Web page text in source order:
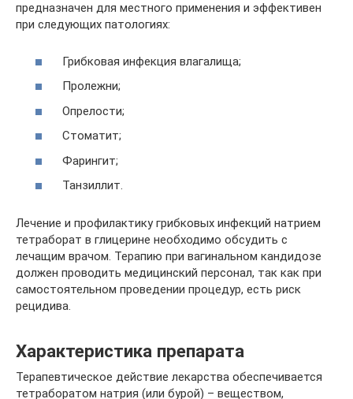
предназначен для местного применения и эффективен
при следующих патологиях:
Грибковая инфекция влагалища;
Пролежни;
Опрелости;
Стоматит;
Фарингит;
Танзиллит.
Лечение и профилактику грибковых инфекций натрием
тетраборат в глицерине необходимо обсудить с
лечащим врачом. Терапию при вагинальном кандидозе
должен проводить медицинский персонал, так как при
самостоятельном проведении процедур, есть риск
рецидива.
Характеристика препарата
Терапевтическое действие лекарства обеспечивается
тетраборатом натрия (или бурой) – веществом,